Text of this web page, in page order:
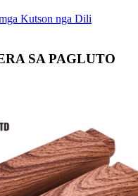
Kutson nga Dili
SA PAGLUTO